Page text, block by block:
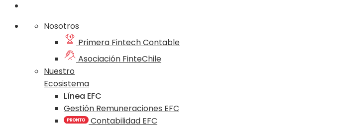
Nosotros
Primera Fintech Contable
Asociación FinteChile
Nuestro
Ecosistema
Línea EFC
Gestión Remuneraciones EFC
Contabilidad EFC